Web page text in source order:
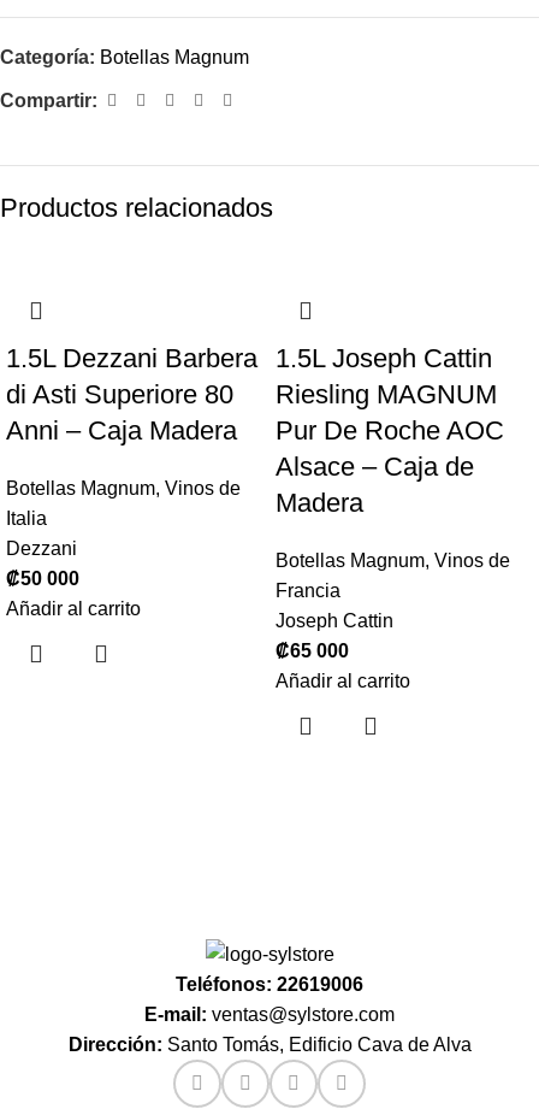
Categoría: Botellas Magnum
Compartir:
Productos relacionados
1.5L Dezzani Barbera
di Asti Superiore 80
Anni – Caja Madera
Botellas Magnum, Vinos de
Italia
Dezzani
₡50 000
Añadir al carrito
1.5L Joseph Cattin
Riesling MAGNUM
Pur De Roche AOC
Alsace – Caja de
Madera
Botellas Magnum, Vinos de
Francia
Joseph Cattin
₡65 000
Añadir al carrito
Teléfonos: 22619006
E-mail: ventas@sylstore.com
Dirección: Santo Tomás, Edificio Cava de Alva